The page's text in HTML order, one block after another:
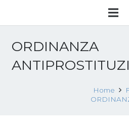
ORDINANZA
Home